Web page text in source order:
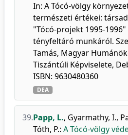
In: A Tócó-völgy
természeti értékei:
"Tócó-projekt 1995-
tényfeltáró munkáról.
Tamás, Magyar
Tiszántúli Képviselete,
ISBN: 9630480360
DEA
39.Papp, L., Gyarmathy, I.,
Tóth, P.: A Tócó-völgy